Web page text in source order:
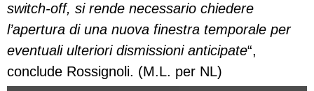
switch-off, si rende necessario chiedere
l’apertura di una nuova finestra temporale per
eventuali ulteriori dismissioni anticipate“,
conclude Rossignoli. (M.L. per NL)